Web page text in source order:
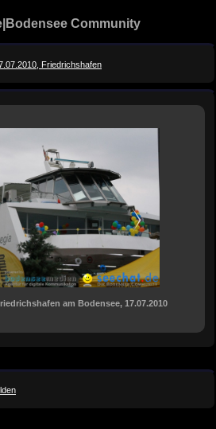
Community
Friedrichshafen
am Bodensee, 17.07.2010